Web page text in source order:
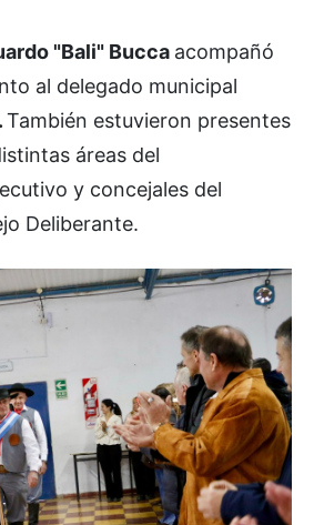
"Bali" Bucca acompañó
al delegado municipal
También estuvieron presentes
áreas del
y concejales del
Deliberante.